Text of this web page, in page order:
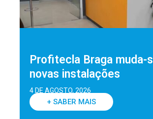
Profitecla Braga muda-
novas instalações
4 DE AGOSTO, 2026
+ SABER MAIS